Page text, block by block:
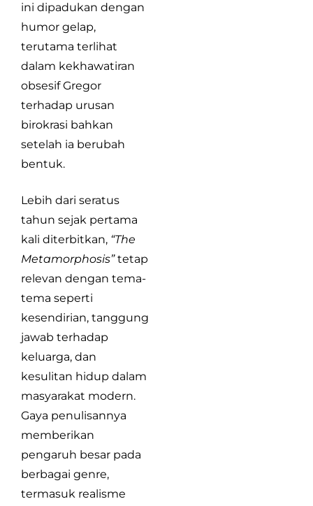
ini dipadukan dengan
humor gelap,
terutama terlihat
dalam kekhawatiran
obsesif Gregor
terhadap urusan
birokrasi bahkan
setelah ia berubah
bentuk.
Lebih dari seratus
tahun sejak pertama
kali diterbitkan, “The
Metamorphosis”tetap
relevan dengan tema-
tema seperti
kesendirian, tanggung
jawab terhadap
keluarga, dan
kesulitan hidup dalam
masyarakat modern.
Gaya penulisannya
memberikan
pengaruh besar pada
berbagai genre,
termasuk realisme